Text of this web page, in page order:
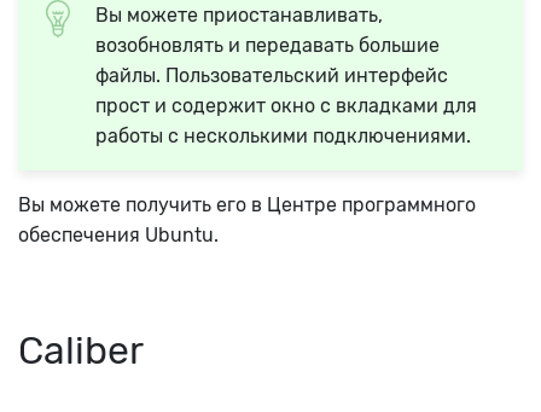
Вы можете приостанавливать,
возобновлять и передавать большие
файлы. Пользовательский интерфейс
прост и содержит окно с вкладками для
работы с несколькими подключениями.
Вы можете получить его в Центре программного
обеспечения Ubuntu.
Caliber